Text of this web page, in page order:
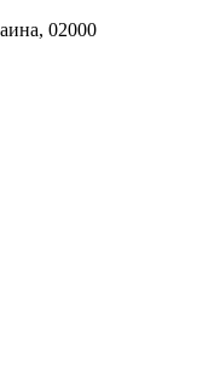
02000